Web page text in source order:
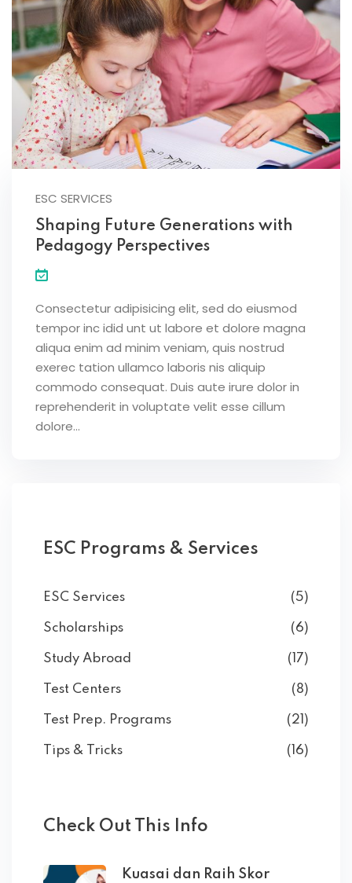
ESC SERVICES
Shaping Future Generations with
Pedagogy Perspectives
Consectetur adipisicing elit, sed do eiusmod
tempor inc idid unt ut labore et dolore magna
aliqua enim ad minim veniam, quis nostrud
exerec tation ullamco laboris nis aliquip
commodo consequat. Duis aute irure dolor in
reprehenderit in voluptate velit esse cillum
dolore...
ESC Programs & Services
ESC Services (5)
Scholarships (6)
Study Abroad (17)
Test Centers (8)
Test Prep. Programs (21)
Tips & Tricks (16)
Check Out This Info
Kuasai dan Raih Skor